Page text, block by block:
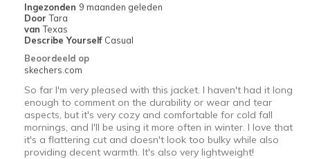
Ingezonden 9 maanden geleden
Door Tara
van Texas
Describe Yourself Casual
Beoordeeld op
skechers.com
So far I'm very pleased with this jacket. I haven't had it long
enough to comment on the durability or wear and tear
aspects, but it's very cozy and comfortable for cold fall
mornings, and I'll be using it more often in winter. I love that
it's a flattering cut and doesn't look too bulky while also
providing decent warmth. It's also very lightweight!